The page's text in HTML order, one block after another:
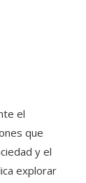
el
que
y el
explorar